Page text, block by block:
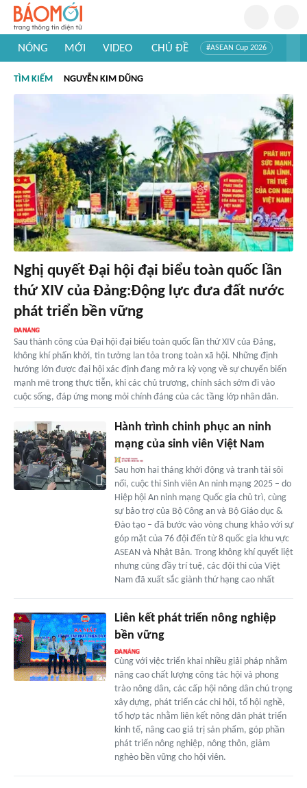
NÓNG MỚI VIDEO CHỦ ĐỀ #ASEAN Cup 2026
#Khám phá thế giới
TÌM KIẾM NGUYỄN KIM DŨNG
Nghị quyết Đại hội đại biểu toàn quốc lần
thứ XIV của Đảng:Động lực đưa đất nước
phát triển bền vững
Sau thành công của Đại hội đại biểu toàn quốc lần thứ XIV của Đảng,
không khí phấn khởi, tin tưởng lan tỏa trong toàn xã hội. Những định
hướng lớn được đại hội xác định đang mở ra kỳ vọng về sự chuyển biến
mạnh mẽ trong thực tiễn, khi các chủ trương, chính sách sớm đi vào
cuộc sống, đáp ứng mong mỏi chính đáng của các tầng lớp nhân dân.
Hành trình chinh phục an ninh
mạng của sinh viên Việt Nam
Sau hơn hai tháng khởi động và tranh tài sôi
nổi, cuộc thi Sinh viên An ninh mạng 2025 – do
Hiệp hội An ninh mạng Quốc gia chủ trì, cùng
sự bảo trợ của Bộ Công an và Bộ Giáo dục &
Đào tạo – đã bước vào vòng chung khảo với sự
góp mặt của 76 đội đến từ 8 quốc gia khu vực
ASEAN và Nhật Bản. Trong không khí quyết liệt
nhưng cũng đầy trí tuệ, các đội thi của Việt
Nam đã xuất sắc giành thứ hạng cao nhất
Liên kết phát triển nông nghiệp
bền vững
Cùng với việc triển khai nhiều giải pháp nhằm
nâng cao chất lượng công tác hội và phong
trào nông dân, các cấp hội nông dân chú trọng
xây dựng, phát triển các chi hội, tổ hội nghề,
tổ hợp tác nhằm liên kết nông dân phát triển
kinh tế, nâng cao giá trị sản phẩm, góp phần
phát triển nông nghiệp, nông thôn, giảm
nghèo bền vững cho hội viên.